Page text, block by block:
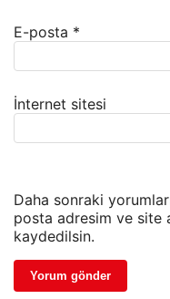
E-posta *
İnternet sitesi
Daha sonraki
posta adresim ve site
kaydedilsin.